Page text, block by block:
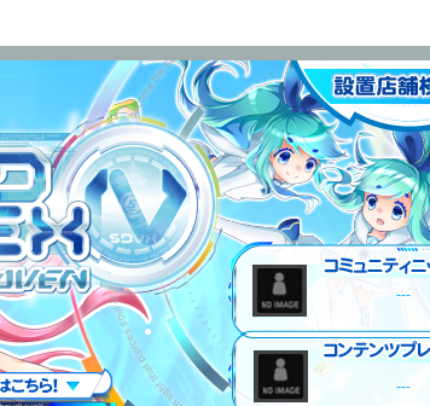
設置店舗情報
---
---